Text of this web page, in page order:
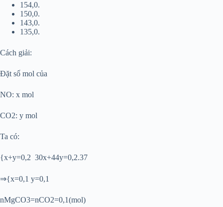
154,0.
150,0.
143,0.
135,0.
Cách giải:
Đặt số mol của
NO: x mol
CO2: y mol
Ta có:
{x+y=0,2 30x+44y=0,2.37
⇒{x=0,1 y=0,1
nMgCO3=nCO2=0,1(mol)